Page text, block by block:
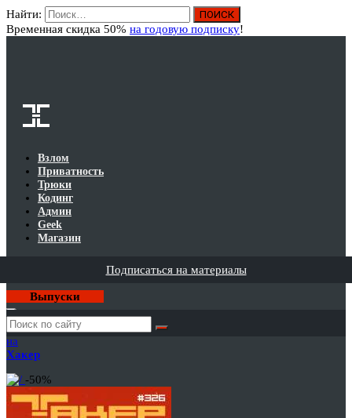
Найти:
Временная скидка 50% на годовую подписку!
Взлом
Приватность
Трюки
Кодинг
Админ
Geek
Магазин
Подписаться на материалы
Выпуски
Годовая
подписка
на
Хакер
-50%